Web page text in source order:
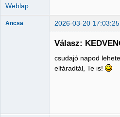
Weblap
Ancsa 2026-03-20 17:03:25
Válasz:
csudajó napod
elfáradtál, Te is!